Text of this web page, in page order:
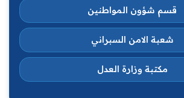
قسم شؤون المواطنين
شعبة الامن السبراني
مكتبة وزارة العدل